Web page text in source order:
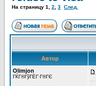
На страницу 1 2 3 След.
Автор
Olimjon
ГЌГ®ГўГЁГ·Г®ГЄ